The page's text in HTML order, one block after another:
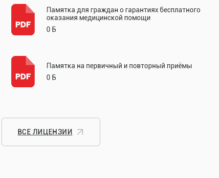
Памятка для граждан о гарантиях бесплатного
оказания медицинской помощи
0 Б
Памятка на первичный и повторный приёмы
0 Б
ВСЕ ЛИЦЕНЗИИ